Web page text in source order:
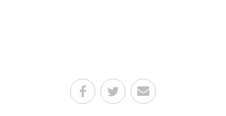
Teilen auf Facebook
Teilen auf Twitter
Per E-Mail senden